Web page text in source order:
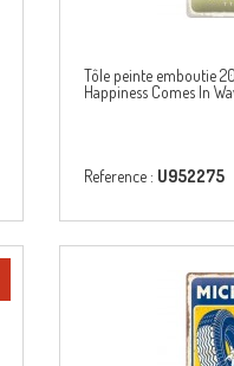
Tôle peinte emboutie
Happiness Comes In
Reference : U952275